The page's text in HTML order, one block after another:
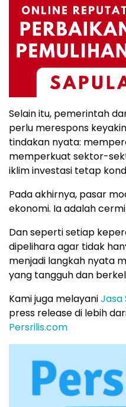
Selain itu, pemerintah
perlu merespons
tindakan nyata:
memperkuat sektor-
iklim investasi tetap
Pada akhirnya, pasar
ekonomi. Ia adalah
Dan seperti setiap
dipelihara agar tidak
menjadi langkah nyata
yang tangguh dan
Kami juga melayaniJasa
press release di lebih
Persrilis.com